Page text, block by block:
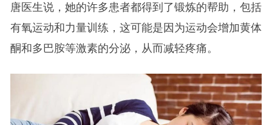
唐医生说，她的许多患者都得到了锻炼的帮助，包括
有氧运动和力量训练，这可能是因为运动会增加黄体
酮和多巴胺等激素的分泌，从而减轻疼痛。